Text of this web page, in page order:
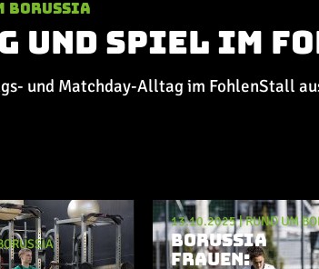
Borussia
und Spiel im
und Matchday-Alltag im FohlenStall
13.10.2025|RUND UM
BORUSSIA
FRAUEN: